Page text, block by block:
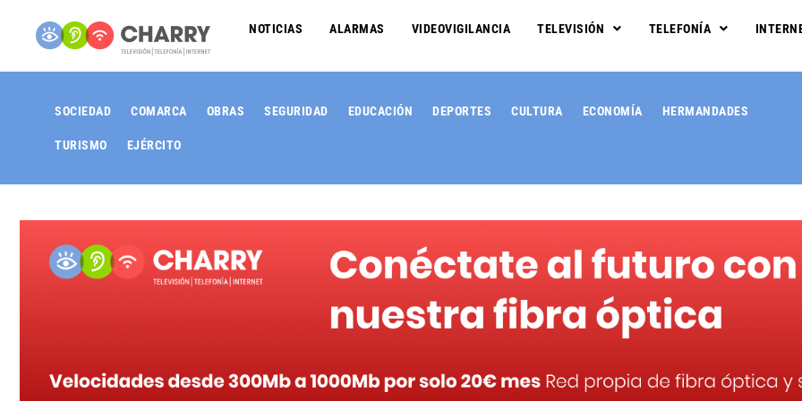
NOTICIAS ALARMAS VIDEOVIGILANCIA TELEVISIÓN TELEFONÍA
SOCIEDAD COMARCA OBRAS SEGURIDAD EDUCACIÓN DEPORTES CULTURA ECONOMÍA HERMANDADES
TURISMO EJÉRCITO